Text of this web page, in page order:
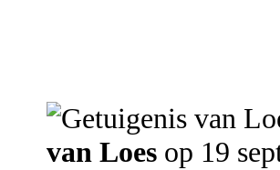
van Loes op 19